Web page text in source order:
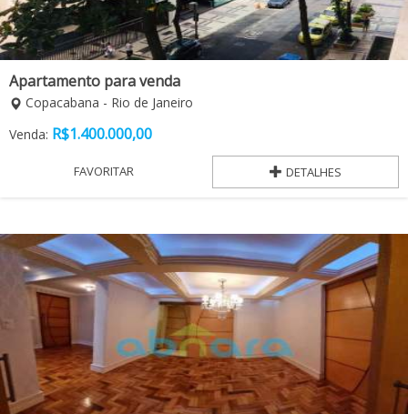
Apartamento para venda
Copacabana - Rio de Janeiro
Venda: R$1.400.000,00
FAVORITAR DETALHES